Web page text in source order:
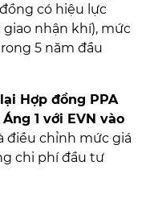
có hiệu lực
nhận khí), mức
5 năm đầu
Hợp đồng PPA
1 với EVN vào
điều chỉnh mức giá
chi phí đầu tư